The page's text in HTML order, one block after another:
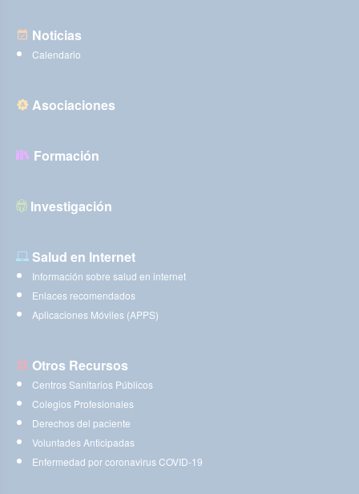
Noticias
Calendario
Asociaciones
Formación
Investigación
Salud en Internet
Información sobre salud en internet
Enlaces recomendados
Aplicaciones Móviles (APPS)
Otros Recursos
Centros Sanitarios Públicos
Colegios Profesionales
Derechos del paciente
Voluntades Anticipadas
Enfermedad por coronavirus COVID-19